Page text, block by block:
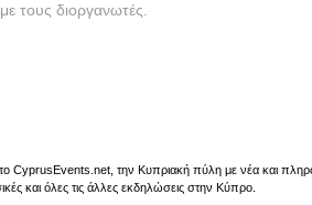
τους διοργανωτές.
CyprusEvents.net, την Κυπριακή πύλη με νέα και
και όλες τις άλλες εκδηλώσεις στην Κύπρο.